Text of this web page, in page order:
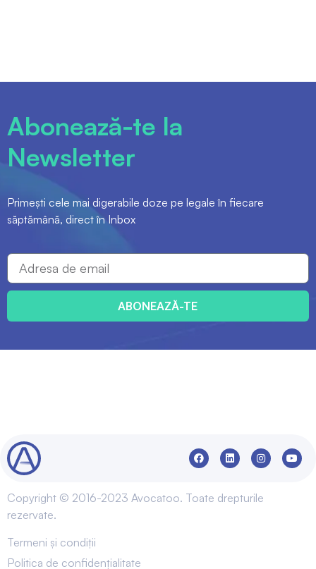
Abonează-te la
Newsletter
Primești cele mai digerabile doze pe legale în fiecare
săptămână, direct în Inbox
ABONEAZĂ-TE
Copyright © 2016-2023 Avocatoo. Toate drepturile
rezervate.
Termeni și condiții
Politica de confidențialitate